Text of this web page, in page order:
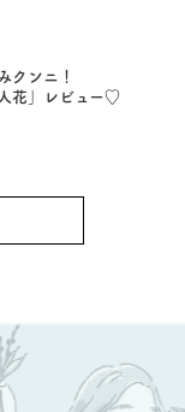
クンニ！
花」レビュー♡